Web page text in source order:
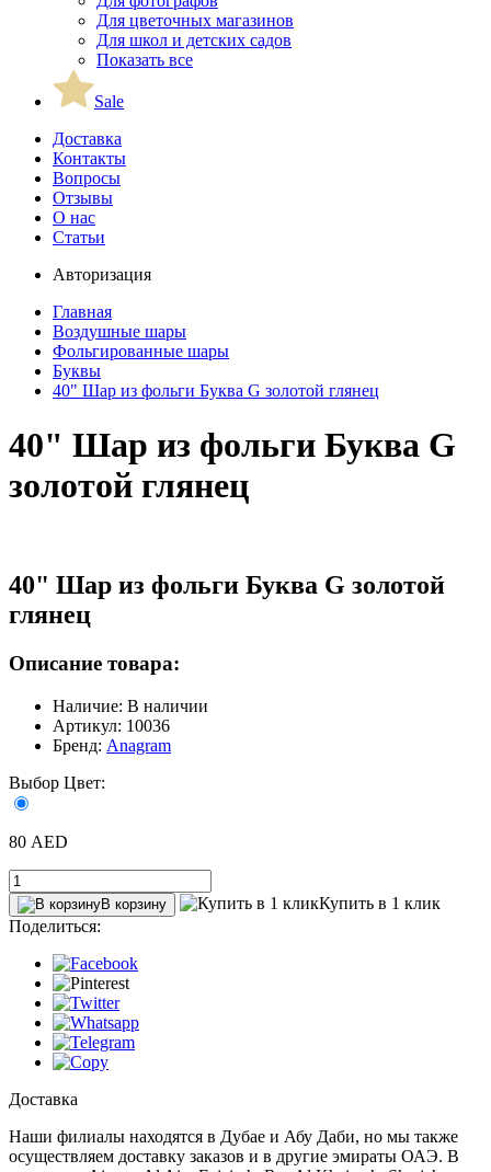
Для цветочных магазинов
Для школ и детских садов
Показать все
Sale
Доставка
Контакты
Вопросы
Отзывы
О нас
Статьи
Авторизация
Главная
Воздушные шары
Фольгированные шары
Буквы
40" Шар из фольги Буква G золотой глянец
40" Шар из фольги Буква G
золотой глянец
40" Шар из фольги Буква G золотой
глянец
Описание товара:
Наличие: В наличии
Артикул: 10036
Бренд: Anagram
Выбор Цвет:
80 AED
В корзину
Купить в 1 клик
Поделиться:
Доставка
Наши филиалы находятся в Дубае и Абу Даби, но мы также
осуществляем доставку заказов и в другие эмираты ОАЭ. В